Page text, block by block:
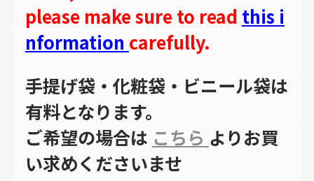
please make sure to read this i
nformation carefully.
手提げ袋・化粧袋・ビニール袋は
有料となります。
ご希望の場合は こちら よりお買
い求めくださいませ